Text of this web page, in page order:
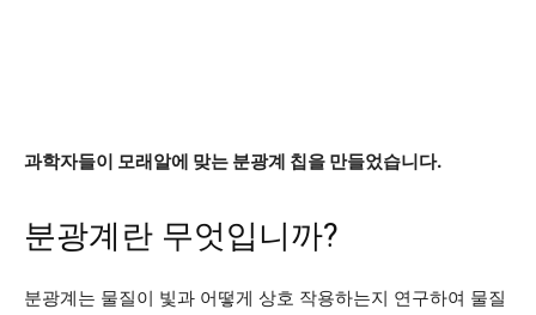
과학자들이 모래알에 맞는 분광계 칩을 만들었습니다.
분광계란 무엇입니까?
분광계는 물질이 빛과 어떻게 상호 작용하는지 연구하여 물질